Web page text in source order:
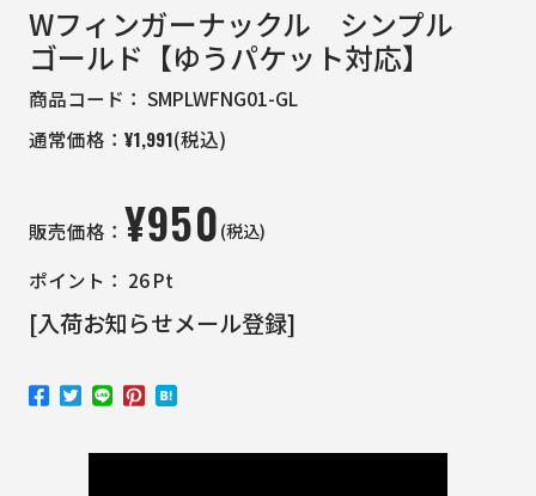
Wフィンガーナックル シンプル
ゴールド【ゆうパケット対応】
商品コード： SMPLWFNG01-GL
通常価格： ¥1,991(税込)
販売価格： ¥950(税込)
ポイント： 26Pt
[入荷お知らせメール登録]